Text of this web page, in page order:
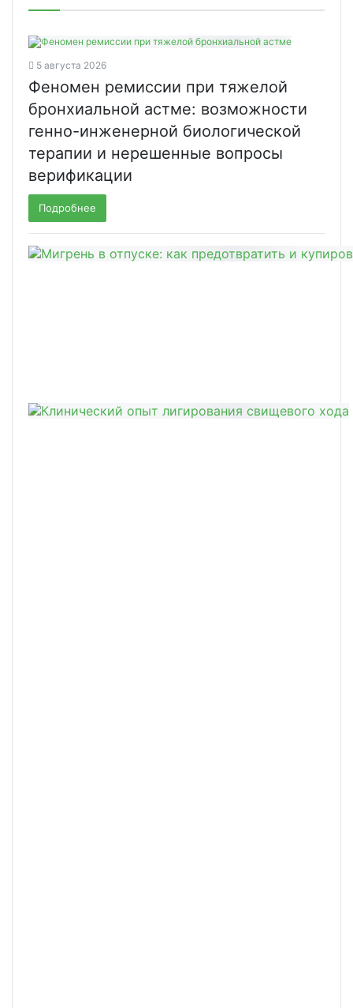
5 августа 2026
Феномен ремиссии при тяжелой
бронхиальной астме: возможности
генно-инженерной биологической
терапии и нерешенные вопросы
верификации
Подробнее